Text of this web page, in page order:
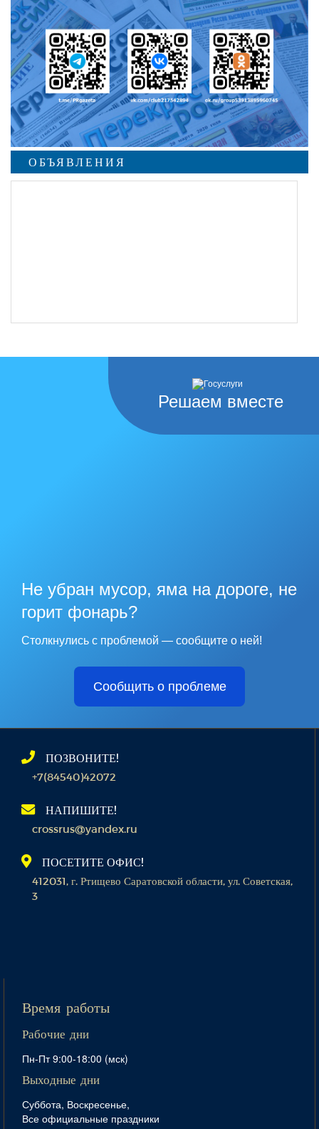
ОБЪЯВЛЕНИЯ
Решаем вместе
Не убран мусор, яма на дороге, не
горит фонарь?
Столкнулись с проблемой — сообщите о ней!
Сообщить о проблеме
ПОЗВОНИТЕ!
+7(84540)42072
НАПИШИТЕ!
crossrus@yandex.ru
ПОСЕТИТЕ ОФИС!
412031, г. Ртищево Саратовской области, ул. Советская,
3
Время работы
Рабочие дни
Пн-Пт 9:00-18:00 (мск)
Выходные дни
Суббота, Воскресенье,
Все официальные праздники